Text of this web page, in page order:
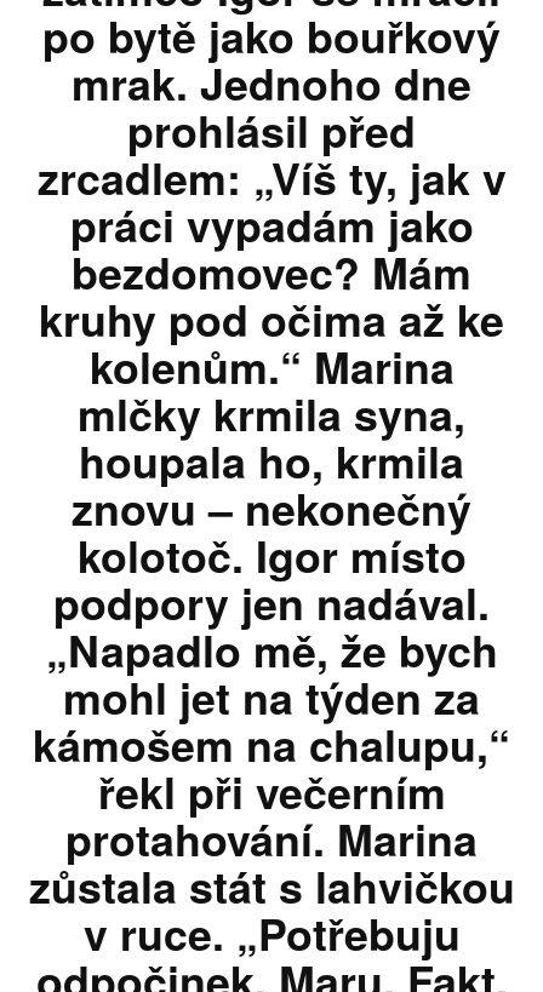
po bytě jako bouřkový
mrak. Jednoho dne
prohlásil před
zrcadlem: „Víš ty, jak v
práci vypadám jako
bezdomovec? Mám
kruhy pod očima až ke
kolenům.“ Marina
mlčky krmila syna,
houpala ho, krmila
znovu – nekonečný
kolotoč. Igor místo
podpory jen nadával.
„Napadlo mě, že bych
mohl jet na týden za
kámošem na chalupu,“
řekl při večerním
protahování. Marina
zůstala stát s lahvičkou
v ruce. „Potřebuju